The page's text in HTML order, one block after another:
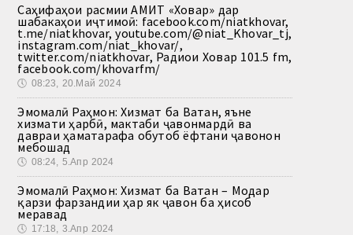
Саҳифаҳои расмии АМИТ «Ховар» дар
шабакаҳои иҷтимоӣ: facebook.com/niatkhovar,
t.me/niatkhovar, youtube.com/@niat_Khovar_tj,
instagram.com/niat_khovar/,
twitter.com/niatkhovar, Радиои Ховар 101.5 fm,
facebook.com/khovarfm/
🕔 08:23, 20.Май 2024
Эмомалӣ Раҳмон: Хизмат ба Ватан, яъне
хизмати ҳарбӣ, мактаби ҷавонмардӣ ва
давраи ҳаматарафа обутоб ёфтани ҷавонон
мебошад
🕔 08:24, 5.Апр 2024
Эмомалӣ Раҳмон: Хизмат ба Ватан – Модар
қарзи фарзандии ҳар як ҷавон ба ҳисоб
меравад
🕔 17:18, 3.Апр 2024